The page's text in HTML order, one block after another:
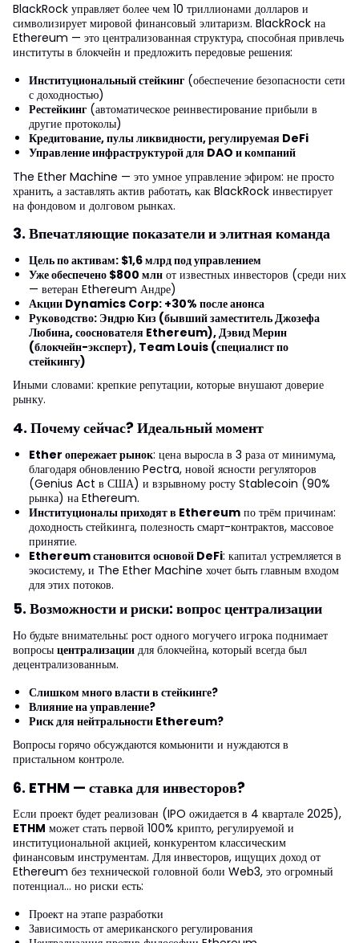
BlackRock управляет более чем 10 триллионами долларов и
символизирует мировой финансовый элитаризм. BlackRock на
Ethereum — это централизованная структура, способная привлечь
институты в блокчейн и предложить передовые решения:
Институциональный стейкинг (обеспечение безопасности сети
с доходностью)
Рестейкинг (автоматическое реинвестирование прибыли в
другие протоколы)
Кредитование, пулы ликвидности, регулируемая DeFi
Управление инфраструктурой для DAO и компаний
The Ether Machine — это умное управление эфиром: не просто
хранить, а заставлять актив работать, как BlackRock инвестирует
на фондовом и долговом рынках.
3. Впечатляющие показатели и элитная команда
Цель по активам: $1,6 млрд под управлением
Уже обеспечено $800 млн от известных инвесторов (среди них
— ветеран Ethereum Андре)
Акции Dynamics Corp: +30% после анонса
Руководство: Эндрю Киз (бывший заместитель Джозефа
Любина, сооснователя Ethereum), Дэвид Мерин
(блокчейн-эксперт), Team Louis (специалист по
стейкингу)
Иными словами: крепкие репутации, которые внушают доверие
рынку.
4. Почему сейчас? Идеальный момент
Ether опережает рынок: цена выросла в 3 раза от минимума,
благодаря обновлению Pectra, новой ясности регуляторов
(Genius Act в США) и взрывному росту Stablecoin (90%
рынка) на Ethereum.
Институционалы приходят в Ethereum по трём причинам:
доходность стейкинга, полезность смарт-контрактов, массовое
принятие.
Ethereum становится основой DeFi: капитал устремляется в
экосистему, и The Ether Machine хочет быть главным входом
для этих потоков.
5. Возможности и риски: вопрос централизации
Но будьте внимательны: рост одного могучего игрока поднимает
вопросы централизации для блокчейна, который всегда был
децентрализованным.
Слишком много власти в стейкинге?
Влияние на управление?
Риск для нейтральности Ethereum?
Вопросы горячо обсуждаются комьюнити и нуждаются в
пристальном контроле.
6. ETHM — ставка для инвесторов?
Если проект будет реализован (IPO ожидается в 4 квартале 2025),
ETHM может стать первой 100% крипто, регулируемой и
институциональной акцией, конкурентом классическим
финансовым инструментам. Для инвесторов, ищущих доход от
Ethereum без технической головной боли Web3, это огромный
потенциал... но риски есть:
Проект на этапе разработки
Зависимость от американского регулирования